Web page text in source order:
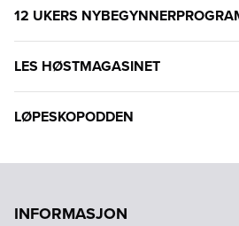
12 UKERS
LES HØSTMAGASINET
LØPESKOPODDEN
INFORMASJON